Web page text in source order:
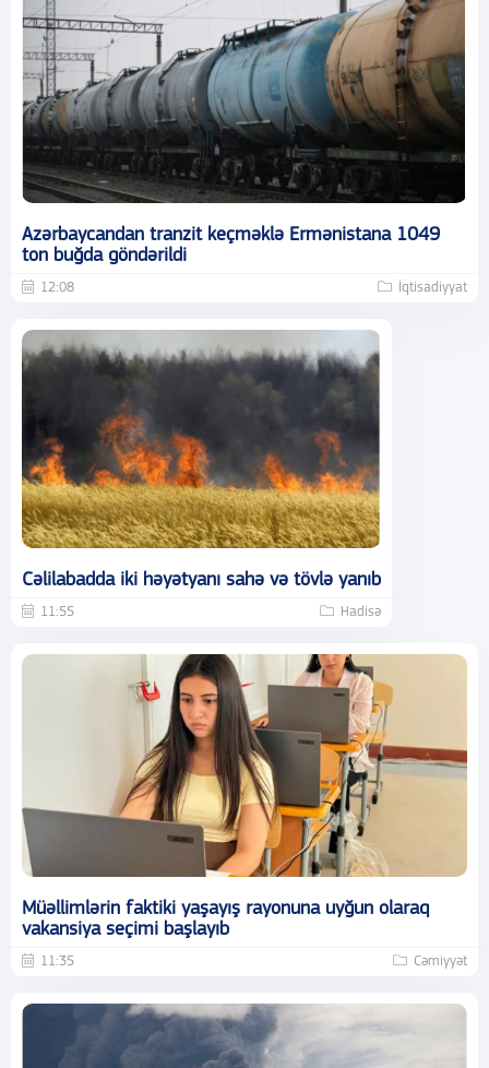
Azərbaycandan tranzit keçməklə Ermənistana 1049
ton buğda göndərildi
12:08 İqtisadiyyat
Cəlilabadda iki həyətyanı sahə və tövlə yanıb
11:55 Hadisə
Müəllimlərin faktiki yaşayış rayonuna uyğun olaraq
vakansiya seçimi başlayıb
11:35 Cəmiyyət